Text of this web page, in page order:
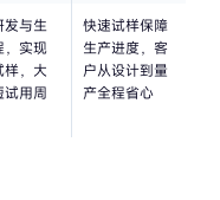
置弹簧解决方案
弹簧
动弹簧供应商国产化
发与生
，实现
样，大
试用周
快速试样保障
生产进度，客
户从设计到量
产全程省心